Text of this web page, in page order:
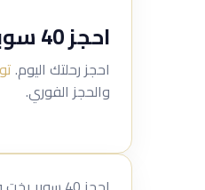
احجز 40 سوبر يخت فاخر في أبوظبي
احجز رحلتك اليوم.
والحجز الفوري.